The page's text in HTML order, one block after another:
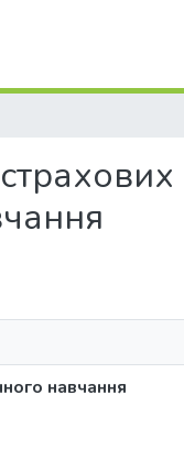
навчання